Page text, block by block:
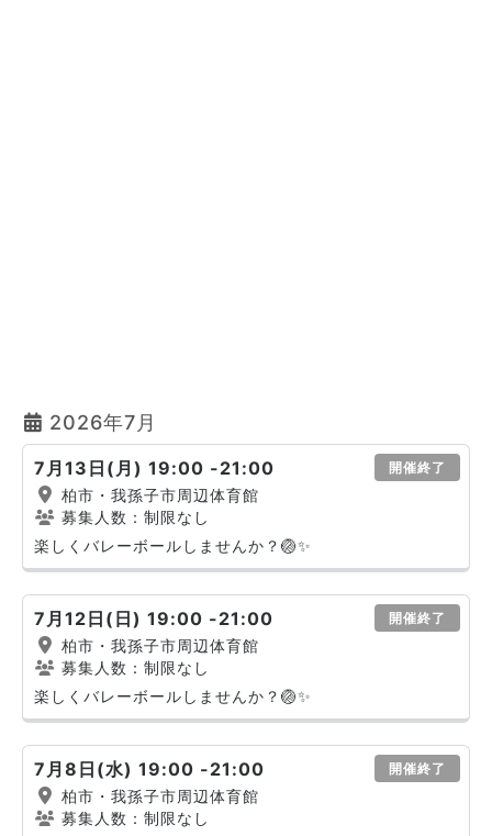
2026年7月
7月13日(月) 19:00 -21:00 開催終了
柏市・我孫子市周辺体育館
募集人数：制限なし
楽しくバレーボールしませんか？🏐✨
7月12日(日) 19:00 -21:00 開催終了
柏市・我孫子市周辺体育館
募集人数：制限なし
楽しくバレーボールしませんか？🏐✨
7月8日(水) 19:00 -21:00 開催終了
柏市・我孫子市周辺体育館
募集人数：制限なし